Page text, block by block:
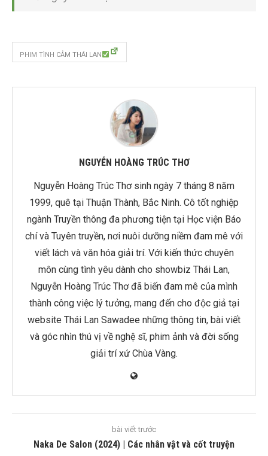
PHIM TÌNH CẢM THÁI LAN
NGUYỄN HOÀNG TRÚC THƠ
Nguyễn Hoàng Trúc Thơ sinh ngày 7 tháng 8 năm
1999, quê tại Thuận Thành, Bắc Ninh. Cô tốt nghiệp
ngành Truyền thông đa phương tiện tại Học viện Báo
chí và Tuyên truyền, nơi nuôi dưỡng niềm đam mê với
viết lách và văn hóa giải trí. Với kiến thức chuyên
môn cùng tình yêu dành cho showbiz Thái Lan,
Nguyễn Hoàng Trúc Thơ đã biến đam mê của mình
thành công việc lý tưởng, mang đến cho độc giả tại
website Thái Lan Sawadee những thông tin, bài viết
và góc nhìn thú vị về nghệ sĩ, phim ảnh và đời sống
giải trí xứ Chùa Vàng.
bài viết trước
Naka De Salon (2024) | Các nhân vật và cốt truyện